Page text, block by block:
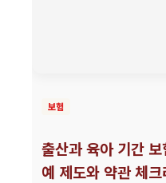
보험
출산과 육아 기간
예 제도와 약관 체